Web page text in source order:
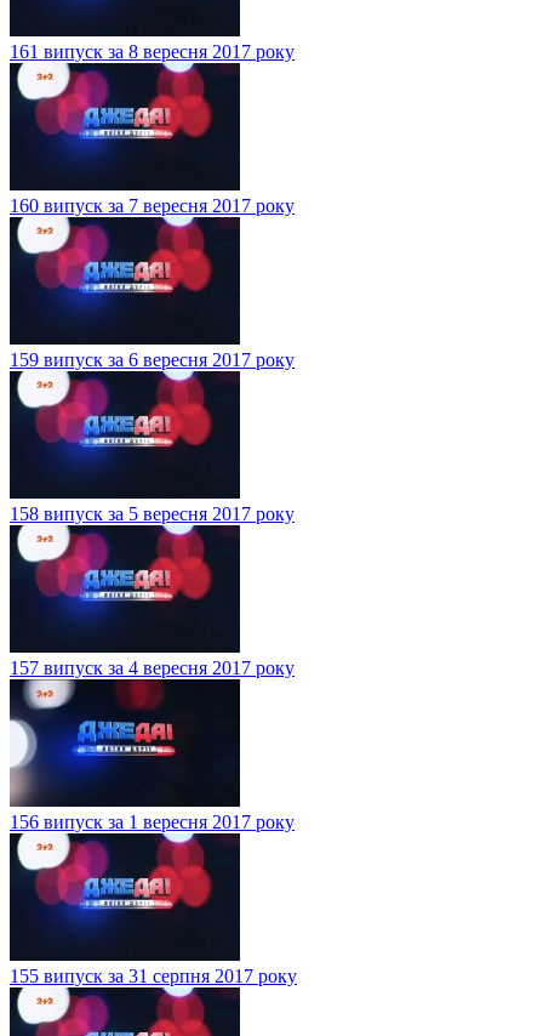
161 випуск за 8 вересня 2017 року
160 випуск за 7 вересня 2017 року
159 випуск за 6 вересня 2017 року
158 випуск за 5 вересня 2017 року
157 випуск за 4 вересня 2017 року
156 випуск за 1 вересня 2017 року
155 випуск за 31 серпня 2017 року